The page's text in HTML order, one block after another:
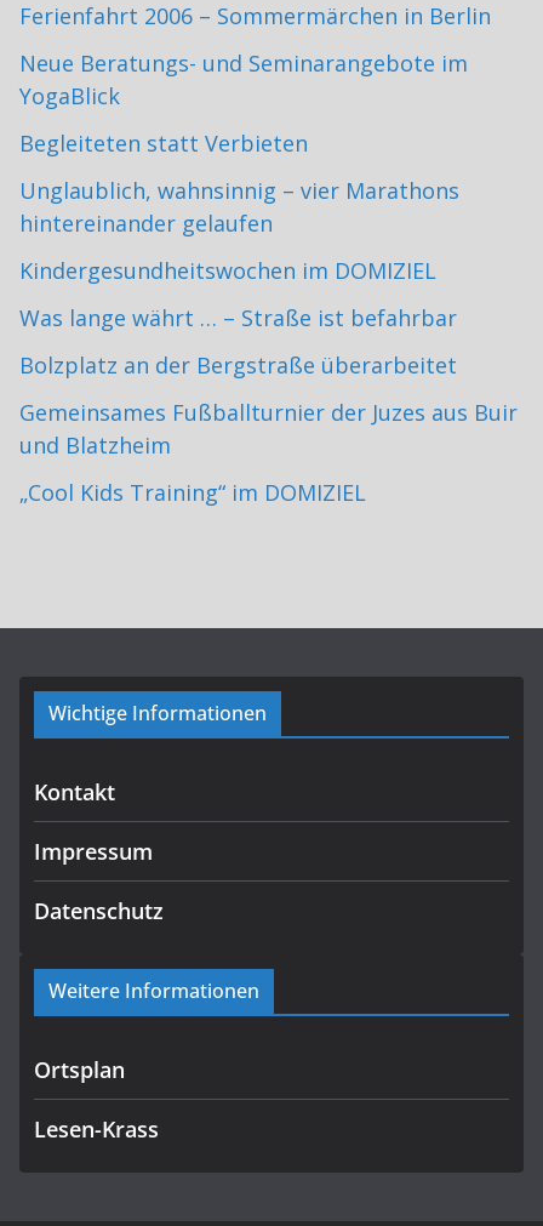
Ferienfahrt 2006 – Sommermärchen in Berlin
Neue Beratungs- und Seminarangebote im
YogaBlick
Begleiteten statt Verbieten
Unglaublich, wahnsinnig – vier Marathons
hintereinander gelaufen
Kindergesundheitswochen im DOMIZIEL
Was lange währt … – Straße ist befahrbar
Bolzplatz an der Bergstraße überarbeitet
Gemeinsames Fußballturnier der Juzes aus Buir
und Blatzheim
„Cool Kids Training“ im DOMIZIEL
Wichtige Informationen
Kontakt
Impressum
Datenschutz
Weitere Informationen
Ortsplan
Lesen-Krass